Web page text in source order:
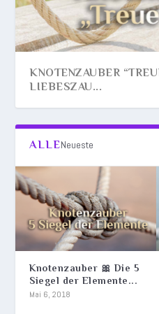
KNOTENZAUBER
LIEBESZAU...
KNOTENMAGIE ➿
KNOTENZAUBER 🎀 DIE
ALLENeueste
Knotenzauber 🎀 Die 5
Siegel der Elemente...
Mai 6, 2018